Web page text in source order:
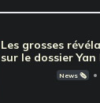
Les grosses
sur le dossier
News 🗞️